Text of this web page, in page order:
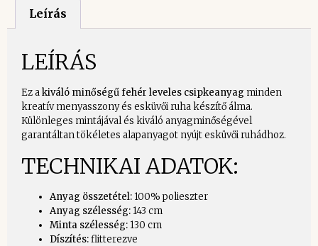
Leírás
LEÍRÁS
Ez akiváló minőségű fehér leveles csipkeanyag minden
kreatív menyasszony és esküvői ruha készítő álma.
Különleges mintájával és kiváló anyagminőségével
garantáltan tökéletes alapanyagot nyújt esküvői ruhádhoz.
TECHNIKAI ADATOK:
Anyag összetétel: 100% polieszter
Anyag szélesség: 143 cm
Minta szélesség: 130 cm
Díszítés:flitterezve